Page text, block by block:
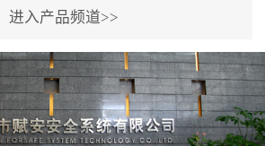
灾探
求。
型影
、体
用了具有仲裁机制和冗余
校验的总线传输技术、线
路状态检测与保护技术、
后向光电感烟探测技术、
进入产品频道>>